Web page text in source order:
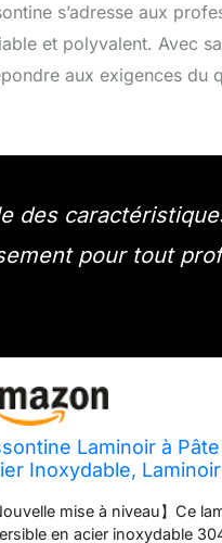
s’adresse aux
et polyvalent. Avec
aux exigences du
des
pour tout
Laminoir à
Inoxydable,
mise à niveau】Ce
en acier inoxydable